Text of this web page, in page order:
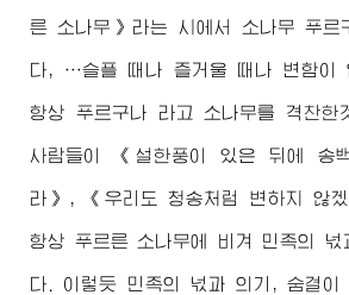
른 소나무》라는 시에서 소나무 푸르
다, …슬플 때나 즐거울 때나 변함이
항상 푸르구나 라고 소나무를 격찬한
사람들이 《설한풍이 있은 뒤에 송
라》, 《우리도 청송처럼 변하지 않
항상 푸르른 소나무에 비겨 민족의 넋
다. 이렇듯 민족의 넋과 의기, 숨결이